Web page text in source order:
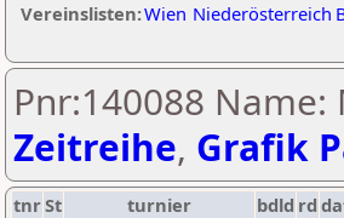
Vereinslisten:Wien Niederösterreich
Pnr:140088
Zeitreihe, Grafik
tnrSt turnier bdld rd